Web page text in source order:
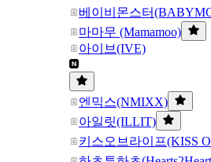
베이비몬스터
마마무 (Mamamoo)
아이브(IVE)
엔믹스(NMIXX)
아일릿(ILLIT)
키스오브라이프(KISS